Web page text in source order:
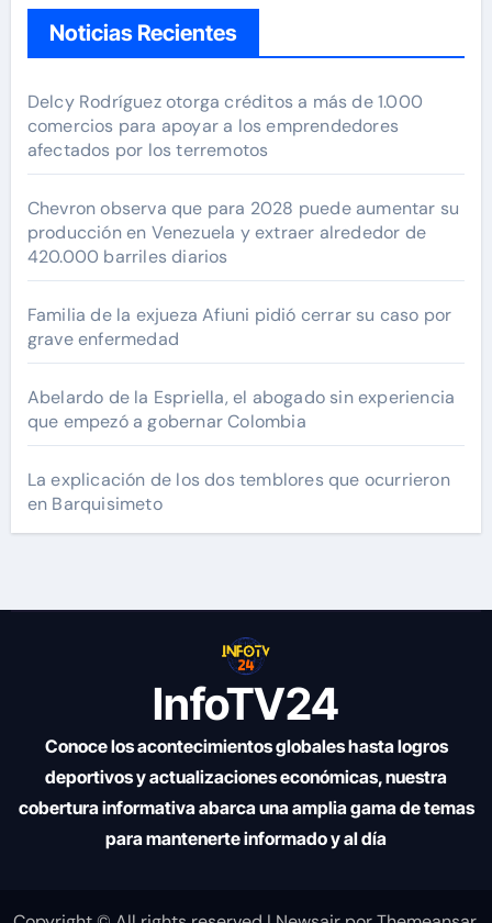
Noticias Recientes
Delcy Rodríguez otorga créditos a más de 1.000
comercios para apoyar a los emprendedores
afectados por los terremotos
Chevron observa que para 2028 puede aumentar su
producción en Venezuela y extraer alrededor de
420.000 barriles diarios
Familia de la exjueza Afiuni pidió cerrar su caso por
grave enfermedad
Abelardo de la Espriella, el abogado sin experiencia
que empezó a gobernar Colombia
La explicación de los dos temblores que ocurrieron
en Barquisimeto
InfoTV24
Conoce los acontecimientos globales hasta logros
deportivos y actualizaciones económicas, nuestra
cobertura informativa abarca una amplia gama de temas
para mantenerte informado y al día